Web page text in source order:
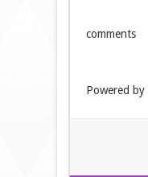
comments
Powered by